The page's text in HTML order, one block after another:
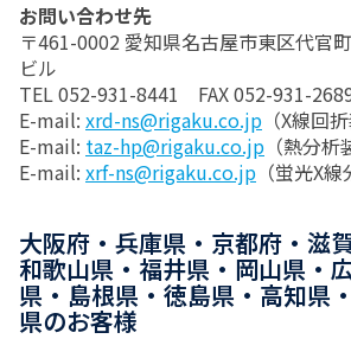
お問い合わせ先
〒461-0002 愛知県名古屋市東区代
ビル
TEL 052-931-8441 FAX 052-931-
E-mail: xrd-ns@rigaku.co.jp （X線回
E-mail: taz-hp@rigaku.co.jp （熱分析
E-mail: xrf-ns@rigaku.co.jp （蛍光X線
大阪府・兵庫県・京都府・滋
和歌山県・福井県・岡山県・
県・島根県・徳島県・高知県
県のお客様